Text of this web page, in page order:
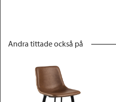
Andra tittade också på